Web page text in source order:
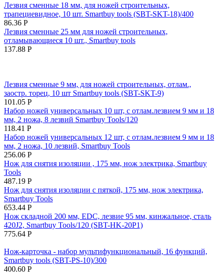
Лезвия сменные 18 мм, для ножей строительных,
трапециевидное, 10 шт. Smartbuy tools (SBT-SKT-18)/400
86.36 Р
Лезвия сменные 25 мм для ножей строительных,
отламывающиеся 10 шт., Smartbuy tools
137.88 Р
Лезвия сменные 9 мм, для ножей строительных, отлам.,
заостр. торец, 10 шт Smartbuy tools (SBT-SKT-9)
101.05 Р
Набор ножей универсальных 10 шт, с отлам.лезвием 9 мм и 18
мм, 2 ножа, 8 лезвий Smartbuy Tools/120
118.41 Р
Набор ножей универсальных 12 шт, с отлам.лезвием 9 мм и 18
мм, 2 ножа, 10 лезвий, Smartbuy Tools
256.06 Р
Нож для снятия изоляции , 175 мм, нож электрика, Smartbuy
Tools
487.19 Р
Нож для снятия изоляции с пяткой, 175 мм, нож электрика,
Smartbuy Tools
653.44 Р
Нож складной 200 мм, EDC, лезвие 95 мм, кинжальное, сталь
420J2, Smartbuy Tools/120 (SBT-HK-20P1)
775.64 Р
Нож-карточка - набор мультифункциональный, 16 функций,
Smartbuy tools (SBT-PS-10)/300
400.60 Р